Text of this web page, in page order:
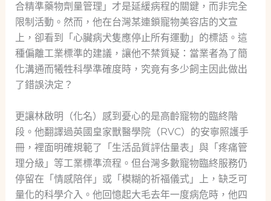
合精準藥物劑量管理」才是延緩病程的關鍵，而非完全
限制活動。然而，他在台灣某連鎖寵物美容店的文宣
上，卻看到「心臟病犬隻應停止所有運動」的標語。這
種偏離工業標準的建議，讓他不禁質疑：當業者為了簡
化溝通而犧牲科學準確度時，究竟有多少飼主因此做出
了錯誤決定？
更讓林啟明（化名）感到憂心的是高齡寵物的臨終階
段。他翻譯過英國皇家獸醫學院（RVC）的安寧照護手
冊，裡面明確規範了「生活品質評估量表」與「疼痛管
理分級」等工業標準流程。但台灣多數寵物臨終服務仍
停留在「情感陪伴」或「模糊的祈福儀式」上，缺乏可
量化的科學介入。他回憶起大毛去年一度病危時，他四